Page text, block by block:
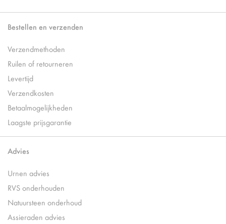
Bestellen en verzenden
Verzendmethoden
Ruilen of retourneren
Levertijd
Verzendkosten
Betaalmogelijkheden
Laagste prijsgarantie
Advies
Urnen advies
RVS onderhouden
Natuursteen onderhoud
Assieraden advies